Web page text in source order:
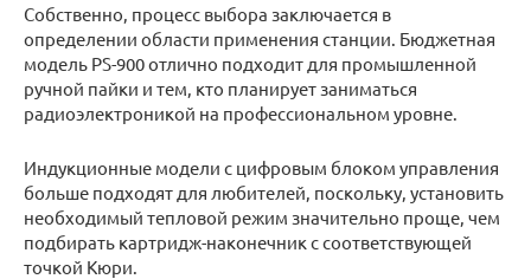
Собственно, процесс выбора заключается в
определении области применения станции. Бюджетная
модель PS-900 отлично подходит для промышленной
ручной пайки и тем, кто планирует заниматься
радиоэлектроникой на профессиональном уровне.
Индукционные модели с цифровым блоком управления
больше подходят для любителей, поскольку, установить
необходимый тепловой режим значительно проще, чем
подбирать картридж-наконечник с соответствующей
точкой Кюри.